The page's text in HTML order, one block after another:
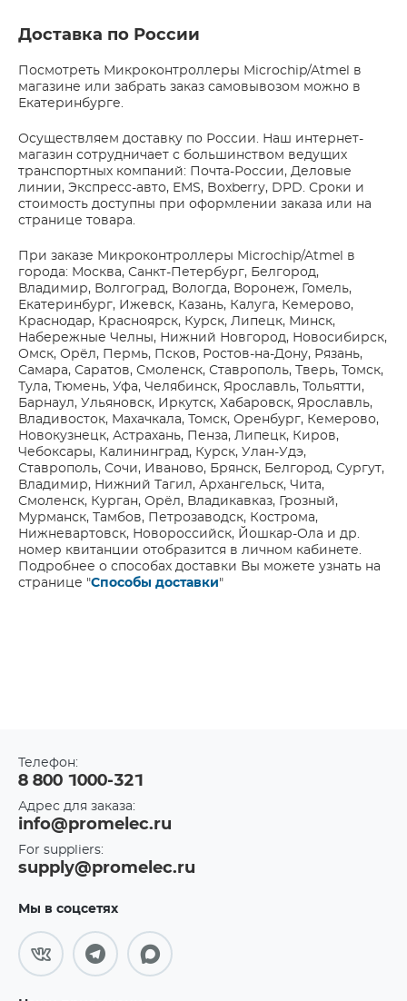
Доставка по России
Посмотреть Микроконтроллеры Microchip/Atmel в
магазине или забрать заказ самовывозом можно в
Екатеринбурге.
Осуществляем доставку по России. Наш интернет-
магазин сотрудничает с большинством ведущих
транспортных компаний: Почта-России, Деловые
линии, Экспресс-авто, EMS, Boxberry, DPD. Сроки и
стоимость доступны при оформлении заказа или на
странице товара.
При заказе Микроконтроллеры Microchip/Atmel в
города: Москва, Санкт-Петербург, Белгород,
Владимир, Волгоград, Вологда, Воронеж, Гомель,
Екатеринбург, Ижевск, Казань, Калуга, Кемерово,
Краснодар, Красноярск, Курск, Липецк, Минск,
Набережные Челны, Нижний Новгород, Новосибирск,
Омск, Орёл, Пермь, Псков, Ростов-на-Дону, Рязань,
Самара, Саратов, Смоленск, Ставрополь, Тверь, Томск,
Тула, Тюмень, Уфа, Челябинск, Ярославль, Тольятти,
Барнаул, Ульяновск, Иркутск, Хабаровск, Ярославль,
Владивосток, Махачкала, Томск, Оренбург, Кемерово,
Новокузнецк, Астрахань, Пенза, Липецк, Киров,
Чебоксары, Калининград, Курск, Улан-Удэ,
Ставрополь, Сочи, Иваново, Брянск, Белгород, Сургут,
Владимир, Нижний Тагил, Архангельск, Чита,
Смоленск, Курган, Орёл, Владикавказ, Грозный,
Мурманск, Тамбов, Петрозаводск, Кострома,
Нижневартовск, Новороссийск, Йошкар-Ола и др.
номер квитанции отобразится в личном кабинете.
Подробнее о способах доставки Вы можете узнать на
странице "Способы доставки"
Телефон:
8 800 1000-321
Адрес для заказа:
info@promelec.ru
For suppliers:
supply@promelec.ru
Мы в соцсетях